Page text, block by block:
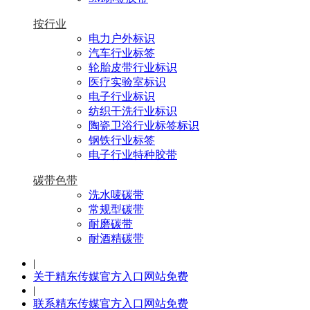
按行业
电力户外标识
汽车行业标签
轮胎皮带行业标识
医疗实验室标识
电子行业标识
纺织干洗行业标识
陶瓷卫浴行业标签标识
钢铁行业标签
电子行业特种胶带
碳带色带
洗水唛碳带
常规型碳带
耐磨碳带
耐酒精碳带
|
关于精东传媒官方入口网站免费
|
联系精东传媒官方入口网站免费